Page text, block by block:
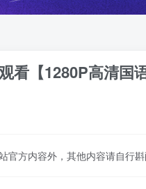
看【1280P高清国
官方内容外，其他内容请自行斟